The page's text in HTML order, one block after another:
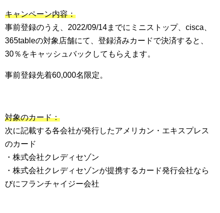
キャンペーン内容：
事前登録のうえ、2022/09/14までにミニストップ、cisca、
365tableの対象店舗にて、登録済みカードで決済すると、
30％をキャッシュバックしてもらえます。
事前登録先着60,000名限定。
対象のカード：
次に記載する各会社が発行したアメリカン・エキスプレス
のカード
・株式会社クレディセゾン
・株式会社クレディセゾンが提携するカード発行会社なら
びにフランチャイジー会社